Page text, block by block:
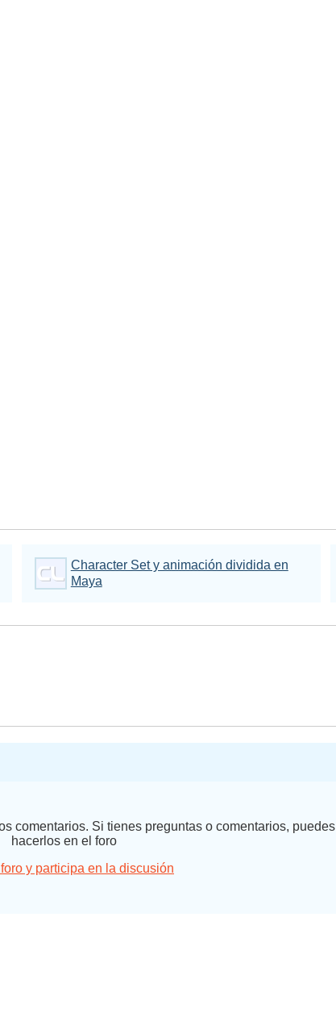
Character Set y animación dividida en
Maya
comentarios. Si tienes preguntas o comentarios, puedes
hacerlos en el foro
y participa en la discusión